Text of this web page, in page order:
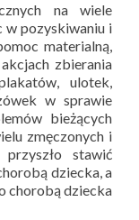
na wiele
w pozyskiwaniu i
materialną,
zbierania
ulotek,
w sprawie
bieżących
zmęczonych i
stawić
dziecka, a
chorobą dziecka